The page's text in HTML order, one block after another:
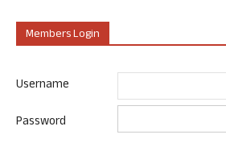
Members Login
Username
Password